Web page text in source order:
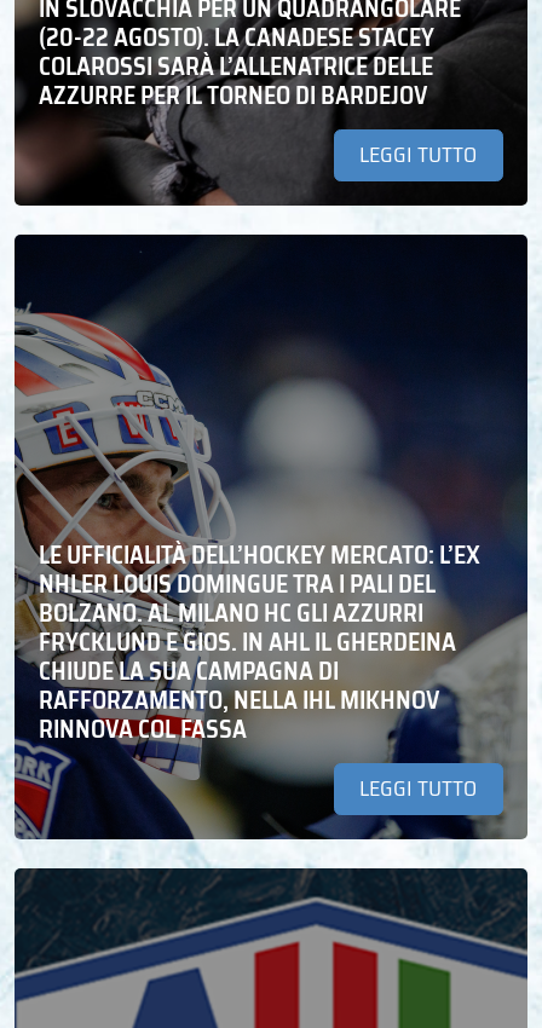
IN SLOVACCHIA PER UN QUADRANGOLARE
(20-22 AGOSTO). LA CANADESE STACEY
COLAROSSI SARÀ L’ALLENATRICE DELLE
AZZURRE PER IL TORNEO DI BARDEJOV
LEGGI TUTTO
LE UFFICIALITÀ DELL’HOCKEY MERCATO: L’EX
NHLER LOUIS DOMINGUE TRA I PALI DEL
BOLZANO. AL MILANO HC GLI AZZURRI
FRYCKLUND E GIOS. IN AHL IL GHERDEINA
CHIUDE LA SUA CAMPAGNA DI
RAFFORZAMENTO, NELLA IHL MIKHNOV
RINNOVA COL FASSA
LEGGI TUTTO